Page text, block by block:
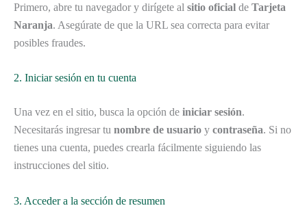
Primero, abre tu navegador y dirígete al sitio oficial de Tarjeta
Naranja. Asegúrate de que la URL sea correcta para evitar
posibles fraudes.
2. Iniciar sesión en tu cuenta
Una vez en el sitio, busca la opción de iniciar sesión.
Necesitarás ingresar tu nombre de usuario y contraseña. Si no
tienes una cuenta, puedes crearla fácilmente siguiendo las
instrucciones del sitio.
3. Acceder a la sección de resumen